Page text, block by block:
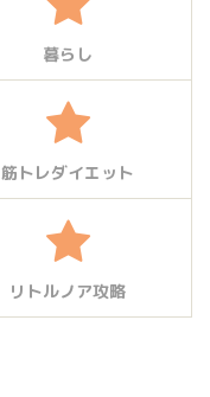
暮らし
筋トレダイエット
リトルノア攻略